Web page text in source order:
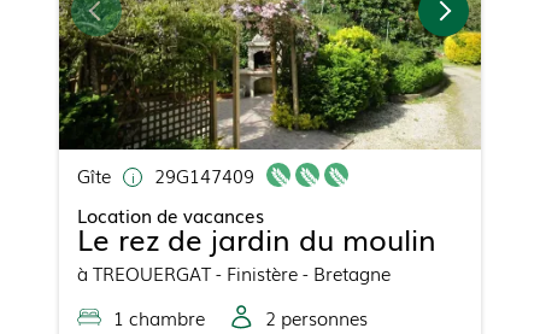
Gîte
29G147409
Location de vacances
Le rez de jardin du moulin
à TREOUERGAT- Finistère - Bretagne
1 chambre 2 personnes